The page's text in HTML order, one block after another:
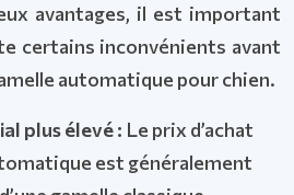
avantages, il est important
certains inconvénients avant
automatique pour chien.
plus élevé : Le prix d’achat
est généralement